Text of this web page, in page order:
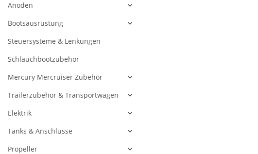
Anoden
Bootsausrüstung
Steuersysteme & Lenkungen
Schlauchbootzubehör
Mercury Mercruiser Zubehör
Trailerzubehör & Transportwagen
Elektrik
Tanks & Anschlüsse
Propeller